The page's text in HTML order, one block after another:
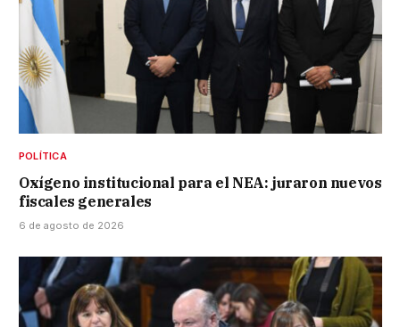
POLÍTICA
Oxígeno institucional para el NEA: juraron nuevos
fiscales generales
6 de agosto de 2026